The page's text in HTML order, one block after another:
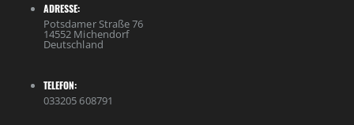
ADRESSE:
Potsdamer Straße 76
14552 Michendorf
Deutschland
TELEFON:
033205 608791